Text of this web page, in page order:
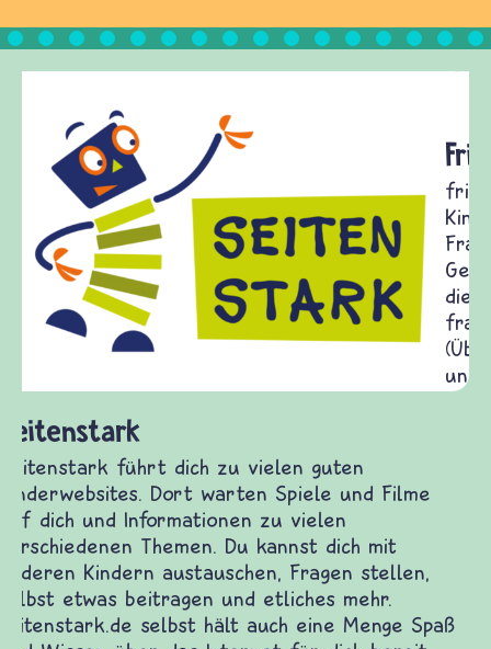
Frieden Fragen
frieden-fragen.de ist ein Internet-Angebot für
Kinder, Eltern und ErzieherInnen das zu
Fragen von Krieg und Frieden, Streit und
Gewalt informiert und einen Austausch zu
diesem Themenbereich ermöglicht. frieden-